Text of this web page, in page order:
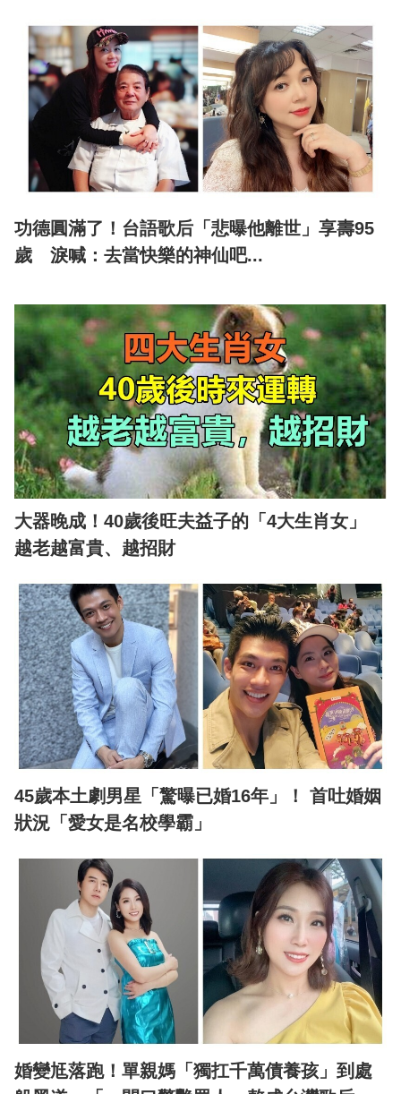
功德圓滿了！台語歌后「悲曝他離世」享壽95
歲 淚喊：去當快樂的神仙吧...
大器晚成！40歲後旺夫益子的「4大生肖女」
越老越富貴、越招財
45歲本土劇男星「驚曝已婚16年」！ 首吐婚姻
狀況「愛女是名校學霸」
婚變尪落跑！單親媽「獨扛千萬債養孩」到處